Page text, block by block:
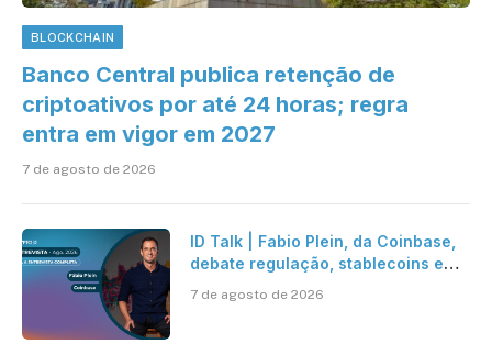
BLOCKCHAIN
Banco Central publica retenção de
criptoativos por até 24 horas; regra
entra em vigor em 2027
7 de agosto de 2026
ID Talk | Fabio Plein, da Coinbase,
debate regulação, stablecoins e
7 de agosto de 2026